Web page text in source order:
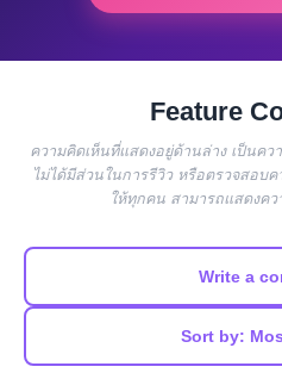
Feature
ความคิดเห็นที่แสดงอยู่ด้านล่าง เป็นคว
ไม่ได้มีส่วนในการรีวิว หรือตรวจสอบ
ให้ทุกคน สามารถแสดงคว
Write a
Sort by: